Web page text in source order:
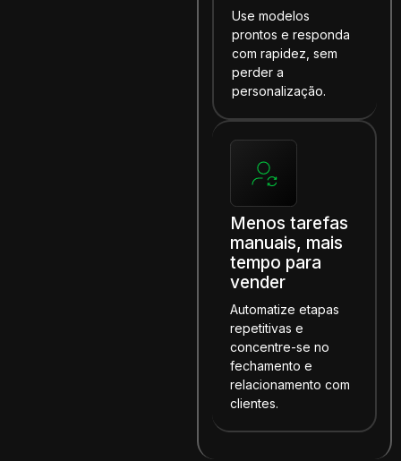
Use modelos
prontos e responda
com rapidez, sem
perder a
personalização.
Menos tarefas
manuais, mais
tempo para
vender
Automatize etapas
repetitivas e
concentre-se no
fechamento e
relacionamento com
clientes.